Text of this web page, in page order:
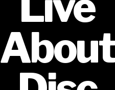
About